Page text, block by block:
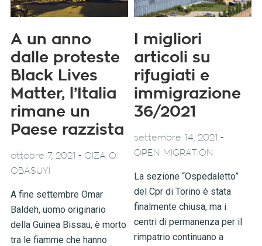
A un anno
dalle proteste
Black Lives
Matter, l’Italia
rimane un
Paese razzista
ottobre 7, 2021 - OIZA Q.
OBASUYI
A fine settembre Omar
Baldeh, uomo originario
della Guinea Bissau, è morto
tra le fiamme che hanno
I migliori
articoli su
rifugiati e
immigrazione
36/2021
settembre 14, 2021 -
OPEN MIGRATION
La sezione “Ospedaletto”
del Cpr di Torino è stata
finalmente chiusa, ma i
centri di permanenza per il
rimpatrio continuano a